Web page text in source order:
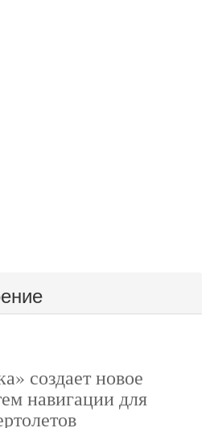
создает новое
навигации для